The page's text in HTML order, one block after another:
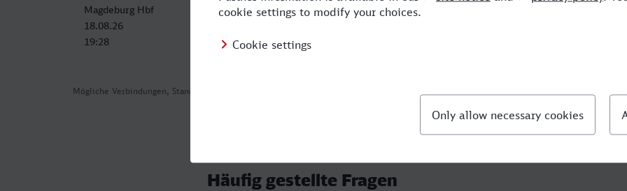
Mögliche Verbindungen, Stand: 2026-08-04 03:38
Magdeburg Hbf
18.08.26
19:28
Velbert-Neviges
06:24
10:56
Häufig gestellte Fragen